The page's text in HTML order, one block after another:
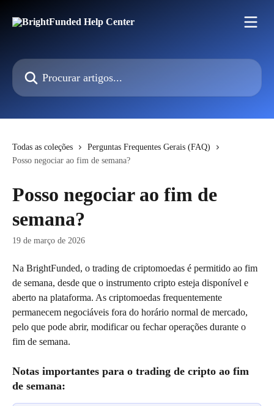
Procurar artigos...
Todas as coleções
Perguntas Frequentes Gerais (FAQ)
Posso negociar ao fim de semana?
Posso negociar ao fim de
semana?
19 de março de 2026
Na BrightFunded, o trading de criptomoedas é permitido ao fim
de semana, desde que o instrumento cripto esteja disponível e
aberto na plataforma. As criptomoedas frequentemente
permanecem negociáveis fora do horário normal de mercado,
pelo que pode abrir, modificar ou fechar operações durante o
fim de semana.
Notas importantes para o trading de cripto ao fim
de semana: